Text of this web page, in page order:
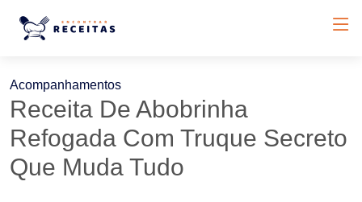
Acompanhamentos
Receita De Abobrinha
Refogada Com Truque Secreto
Que Muda Tudo